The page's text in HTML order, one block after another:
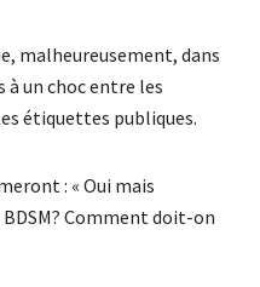
malheureusement, dans
à un choc entre les
étiquettes publiques.
: « Oui mais
Comment doit-on